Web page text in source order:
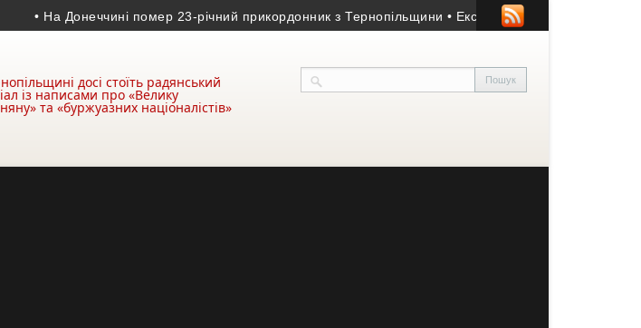
• На Донеччині помер 23-річний прикордонник з Тернопільщини • Ексголкіпер тернопільської
досі стоїть радянський
із написами про «Велику
та «буржуазних націоналістів»